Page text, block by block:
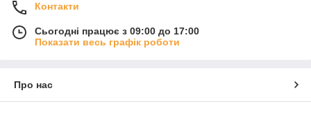
Контакти
Сьогодні працює з 09:00 до 17:00
Показати весь графік роботи
Про нас